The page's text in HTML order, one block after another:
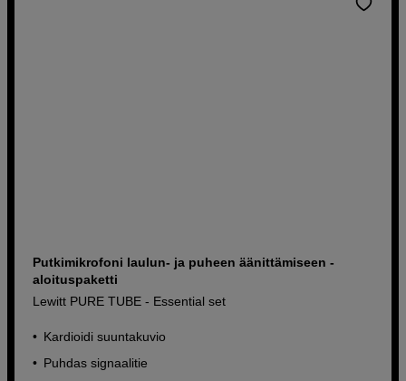
Putkimikrofoni laulun- ja puheen äänittämiseen -
aloituspaketti
Lewitt PURE TUBE - Essential set
Kardioidi suuntakuvio
Puhdas signaalitie